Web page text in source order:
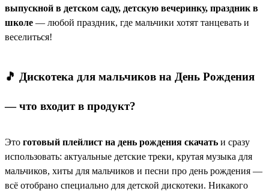
выпускной в детском саду, детскую вечеринку, праздник в
школе — любой праздник, где мальчики хотят танцевать и
веселиться!
🎵 Дискотека для мальчиков на День Рождения
— что входит в продукт?
Это готовый плейлист на день рождения скачать и сразу
использовать: актуальные детские треки, крутая музыка для
мальчиков, хиты для мальчиков и песни про день рождения —
всё отобрано специально для детской дискотеки. Никакого